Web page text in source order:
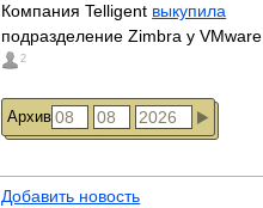
Компания Telligent выкупила
подразделение Zimbra у VMware
2
Архив
Добавить новость